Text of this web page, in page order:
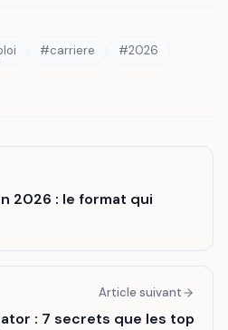
#carriere #2026
2026 : le format qui
Article suivant
: 7 secrets que les top